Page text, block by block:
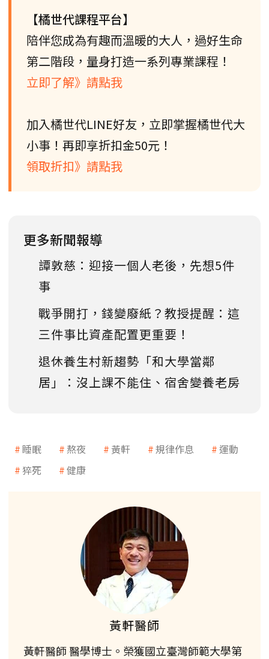
【橘世代課程平台】
陪伴您成為有趣而溫暖的大人，過好生命
第二階段，量身打造一系列專業課程！
立即了解》請點我
加入橘世代LINE好友，立即掌握橘世代大
小事！再即享折扣金50元！
領取折扣》請點我
更多新聞報導
譚敦慈：迎接一個人老後，先想5件
事
戰爭開打，錢變廢紙？教授提醒：這
三件事比資產配置更重要！
退休養生村新趨勢「和大學當鄰
居」：沒上課不能住、宿舍變養老房
睡眠 熬夜 黃軒 規律作息
運動
猝死
健康
黃軒醫師
黃軒醫師 醫學博士。榮獲國立臺灣師範大學第